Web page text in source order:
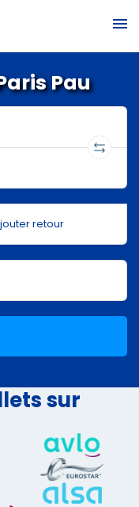
Pau
sur